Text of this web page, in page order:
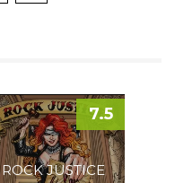
ROCK JUSTICE
7.5